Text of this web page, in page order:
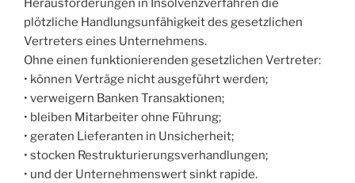
Herausforderungen in Insolvenzverfahren die
plötzliche Handlungsunfähigkeit des gesetzlichen
Vertreters eines Unternehmens.
Ohne einen funktionierenden gesetzlichen Vertreter:
• können Verträge nicht ausgeführt werden;
• verweigern Banken Transaktionen;
• bleiben Mitarbeiter ohne Führung;
• geraten Lieferanten in Unsicherheit;
• stocken Restrukturierungsverhandlungen;
• und der Unternehmenswert sinkt rapide.